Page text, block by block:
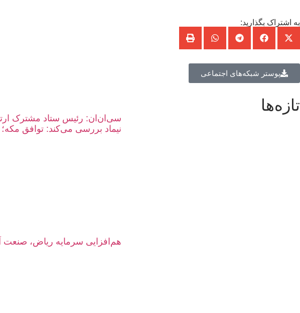
به اشتراک بگذارید:
پوستر شبکه‌های اجتماعی
تازه‌ها
سی‌ان‌ان: رئیس ستاد مشترک
نیماد بررسی می‌کند: توافق مکه؛
هم‌افزایی سرمایه ریاض، صنعت